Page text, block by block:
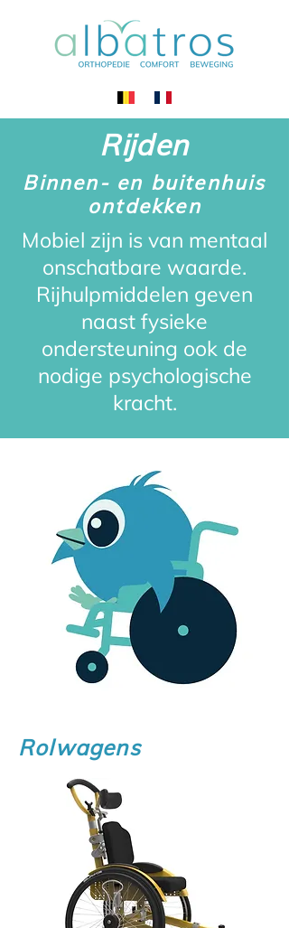
Rijden
Binnen- en buitenhuis
ontdekken
Mobiel zijn is van mentaal
onschatbare waarde.
Rijhulpmiddelen geven
naast fysieke
ondersteuning ook de
nodige psychologische
kracht.
Rolwagens